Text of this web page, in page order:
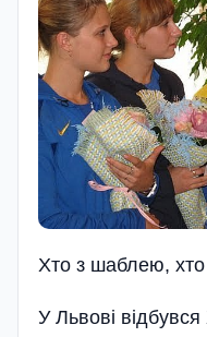
Хто з шаблею, хто
У Львові відбувся